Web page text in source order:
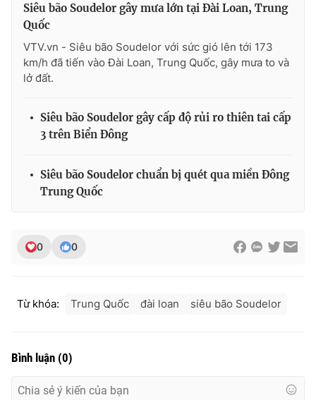
Tư vấn
Emagazine Podcast
Infographic
VTV Money
VTV4 Vươn mình bằng AI
VTV9
Liên hệ tòa soạn
Siêu bão Soudelor gây mưa lớn tại Đài Loan, Trung
Quốc
VTV.vn - Siêu bão Soudelor với sức gió lên tới 173
km/h đã tiến vào Đài Loan, Trung Quốc, gây mưa to và
lở đất.
Siêu bão Soudelor gây cấp độ rủi ro thiên tai cấp
3 trên Biển Đông
Siêu bão Soudelor chuẩn bị quét qua miền Đông
Trung Quốc
0 0
Từ khóa: Trung Quốc đài loan siêu bão Soudelor
Bình luận (0)